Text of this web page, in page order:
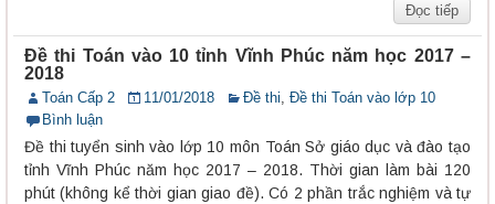
Đọc tiếp
Đề thi Toán vào 10 tỉnh Vĩnh Phúc năm học 2017 –
2018
Toán Cấp 2 11/01/2018 Đề thi Đề thi Toán vào lớp 10
Bình luận
Đề thi tuyển sinh vào lớp 10 môn Toán Sở giáo dục và đào tạo
tỉnh Vĩnh Phúc năm học 2017 – 2018. Thời gian làm bài 120
phút (không kể thời gian giao đề). Có 2 phần trắc nghiệm và tự